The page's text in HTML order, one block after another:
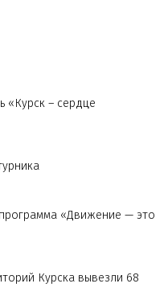
«Курск – сердце
«Движение — это
Курска вывезли 68